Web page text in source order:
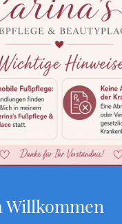
Willkommen